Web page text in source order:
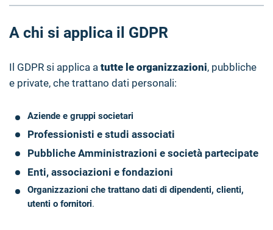
A chi si applica il GDPR
Il GDPR si applica a tutte le organizzazioni, pubbliche
e private, che trattano dati personali:
Aziende e gruppi societari
Professionisti e studi associati
Pubbliche Amministrazioni e società partecipate
Enti, associazioni e fondazioni
Organizzazioni che trattano dati di dipendenti, clienti,
utenti o fornitori.